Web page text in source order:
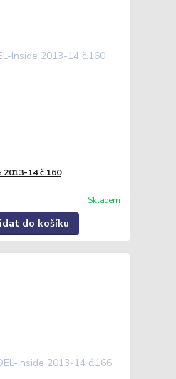
2013-14 č.160
Skladem
do košíku